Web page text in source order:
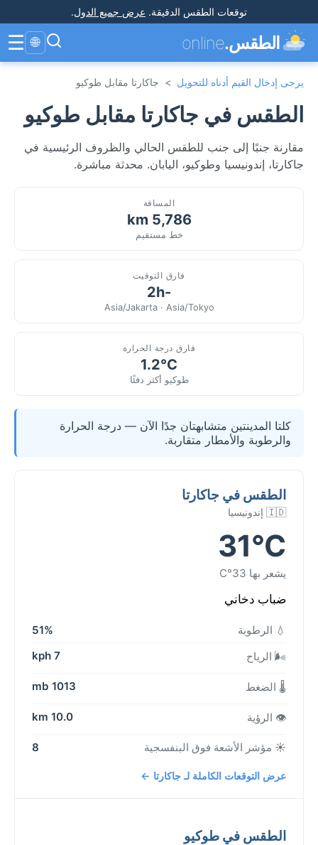
توقعات الطقس الدقيقة. عرض جميع الدول.
الطقس.online
🌐
☰
يرجى إدخال القيم أدناه للتحويل > جاكارتا مقابل طوكيو
الطقس في جاكارتا مقابل طوكيو
مقارنة جنبًا إلى جنب للطقس الحالي والظروف الرئيسية في
جاكارتا، إندونيسيا وطوكيو، اليابان. محدثة مباشرة.
المسافة
5,786 km
خط مستقيم
فارق التوقيت
-2h
Asia/Jakarta · Asia/Tokyo
فارق درجة الحرارة
1.2°C
طوكيو أكثر دفئًا
كلتا المدينتين متشابهتان جدًا الآن — درجة الحرارة
والرطوبة والأمطار متقاربة.
الطقس في جاكارتا
🇮🇩 إندونيسيا
31°C
يشعر بها 33°C
ضباب دخاني
💧 الرطوبة
51%
🌬️ الرياح
7 kph
🌡️ الضغط 1013 mb
👁️ الرؤية 10.0 km
☀️ مؤشر الأشعة فوق البنفسجية 8
عرض التوقعات الكاملة لـ جاكارتا ←
الطقس في طوكيو